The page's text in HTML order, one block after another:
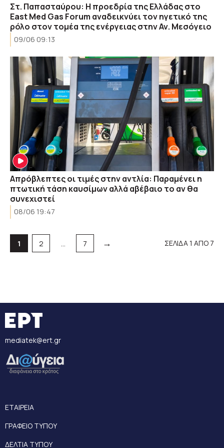
Στ. Παπασταύρου: Η προεδρία της Ελλάδας στο
East Med Gas Forum αναδεικνύει τον ηγετικό της
ρόλο στον τομέα της ενέργειας στην Αν. Μεσόγειο
09/06 09:13
Απρόβλεπτες οι τιμές στην αντλία: Παραμένει η
πτωτική τάση καυσίμων αλλά αβέβαιο το αν θα
συνεχιστεί
08/06 19:47
Σελίδα
1 Σελίδα
2 … Σελίδα
7 → ΣΕΛΙΔΑ 1 ΑΠΟ 7
mediatek@ert.gr
ΕΤΑΙΡΕΙΑ
ΓΡΑΦΕΙΟ ΤΥΠΟΥ
ΔΕΛΤΙΑ ΤΥΠΟΥ